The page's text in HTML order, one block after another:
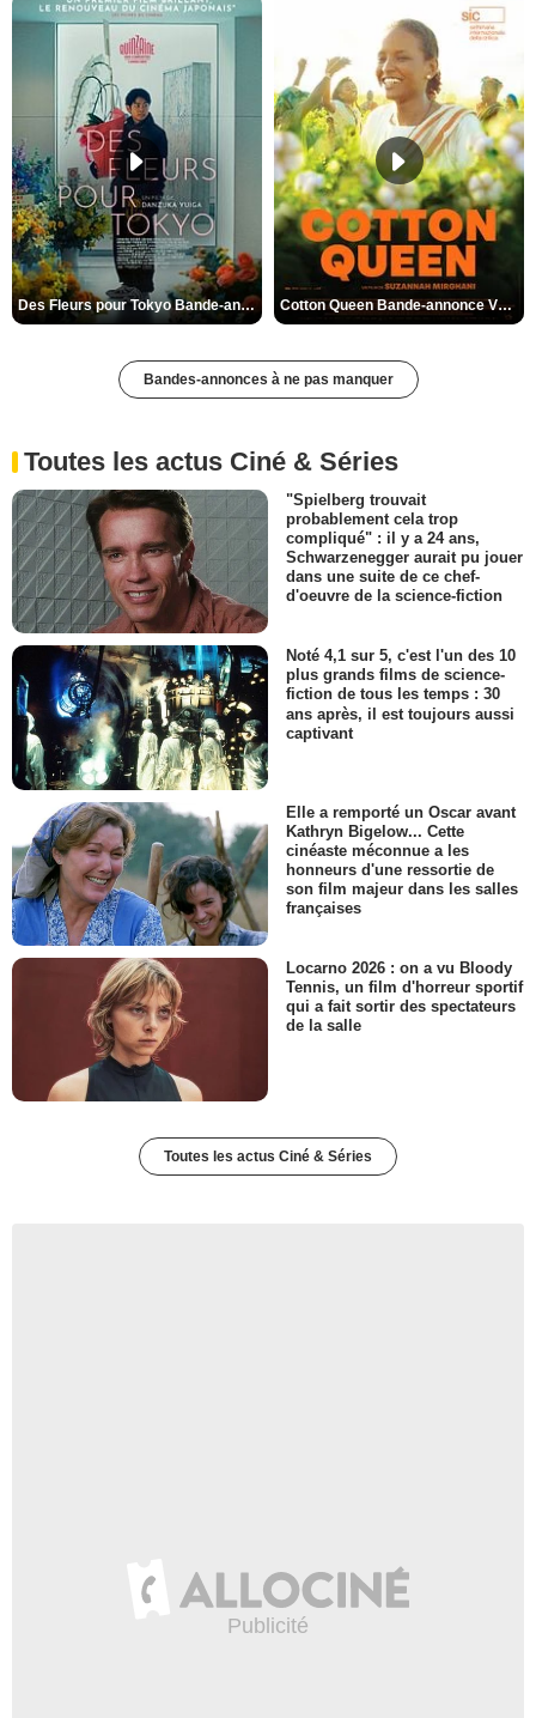
Des Fleurs pour Tokyo Bande-annonce VO STFR Cotton Queen Bande-annonce VO STFR
Bandes-annonces à ne pas manquer
Toutes les actus Ciné & Séries
"Spielberg trouvait
probablement cela trop
compliqué" : il y a 24 ans,
Schwarzenegger aurait pu jouer
dans une suite de ce chef-
d'oeuvre de la science-fiction
Noté 4,1 sur 5, c'est l'un des 10
plus grands films de science-
fiction de tous les temps : 30
ans après, il est toujours aussi
captivant
Elle a remporté un Oscar avant
Kathryn Bigelow... Cette
cinéaste méconnue a les
honneurs d'une ressortie de
son film majeur dans les salles
françaises
Locarno 2026 : on a vu Bloody
Tennis, un film d'horreur sportif
qui a fait sortir des spectateurs
de la salle
Toutes les actus Ciné & Séries